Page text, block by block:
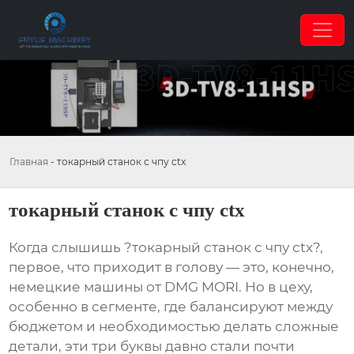
Главная - токарный станок с чпу ctx
токарный станок с чпу ctx
Когда слышишь ?токарный станок с чпу ctx?,
первое, что приходит в голову — это, конечно,
немецкие машины от DMG MORI. Но в цеху,
особенно в сегменте, где балансируют между
бюджетом и необходимостью делать сложные
детали, эти три буквы давно стали почти